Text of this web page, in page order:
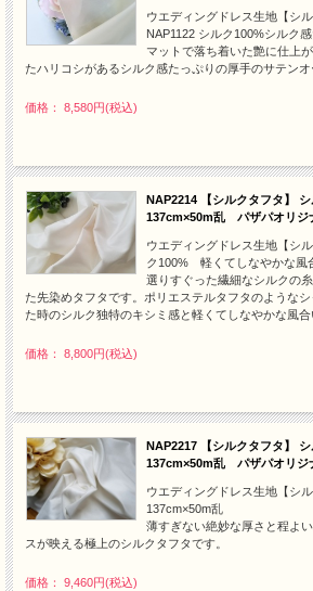
ウエディングドレス生地【シ
NAP1122 シルク100%シルク
マットで落ち着いた艶に仕上
たハリコシがあるシルク感たっぷりの厚手のサテンオ
価格： 8,580円(税込)
NAP2214 【シルクタフタ】
137cm×50m乱 パザパオリジ
ウエディングドレス生地【シ
ク100% 軽くてしなやかな風
選りすぐった繊細なシルクの
た先染めタフタです。ポリエステルタフタのような
た時のシルク独特のキシミ感と軽くてしなやかな風合
価格： 8,800円(税込)
NAP2217 【シルクタフタ】
137cm×50m乱 パザパオリジ
ウエディングドレス生地【シ
137cm×50m乱
薄すぎない絶妙な厚さと程よ
スが映える極上のシルクタフタです。
価格： 9,460円(税込)